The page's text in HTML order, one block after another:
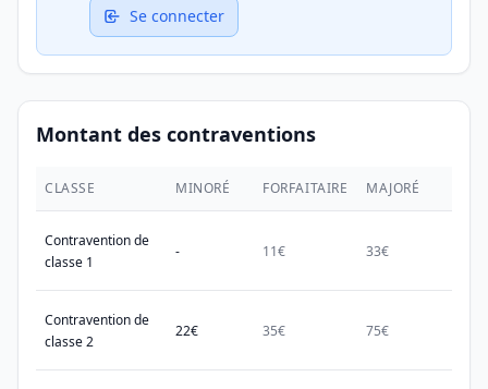
Se connecter
Montant des contraventions
CLASSE MINORÉ FORFAITAIRE MAJORÉ
Contravention de
classe 1
- 11€ 33€
Contravention de
classe 2
22€ 35€ 75€